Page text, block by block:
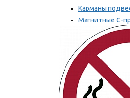
Карманы
Магнитные С-
Напольная
Мы рекомендуем